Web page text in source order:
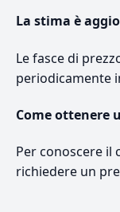
La stima è
Le fasce di
periodicamente
Come ottenere
Per conoscere il
richiedere un